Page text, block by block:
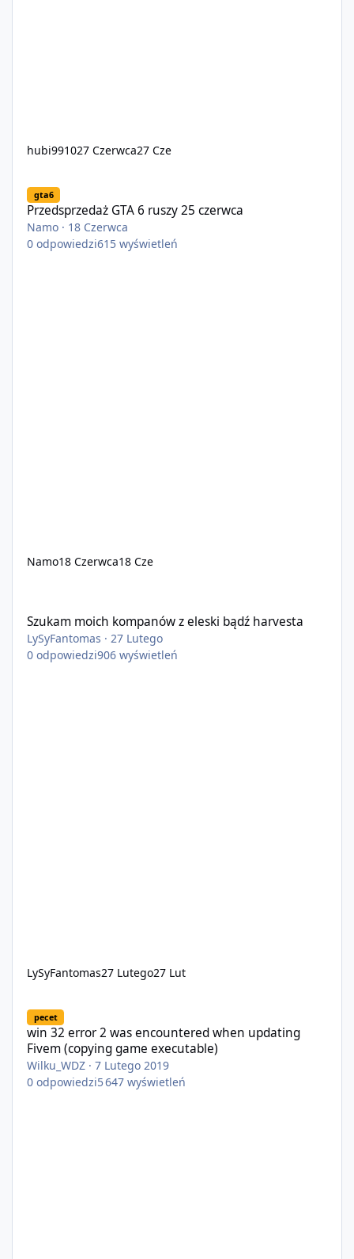
hubi991027 Czerwca27 Cze
gta6
Przedsprzedaż GTA 6 ruszy 25 czerwca
Namo · 18 Czerwca
0 odpowiedzi615 wyświetleń
Namo18 Czerwca18 Cze
Szukam moich kompanów z eleski bądź harvesta
LySyFantomas ·27 Lutego
0 odpowiedzi906 wyświetleń
LySyFantomas27 Lutego27 Lut
pecet
win 32 error 2 was encountered when updating
Fivem (copying game executable)
Wilku_WDZ ·7 Lutego 2019
0 odpowiedzi5 647 wyświetleń